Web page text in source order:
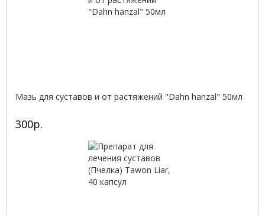
Мазь для суставов и от растяжений "Dahn hanzal" 50мл
300р.